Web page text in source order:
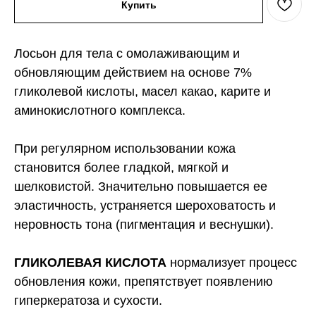
Купить
Лосьон для тела с омолаживающим и
обновляющим действием на основе 7%
гликолевой кислоты, масел какао, карите и
аминокислотного комплекса.
При регулярном использовании кожа
становится более гладкой, мягкой и
шелковистой. Значительно повышается ее
эластичность, устраняется шероховатость и
неровность тона (пигментация и веснушки).
ГЛИКОЛЕВАЯ КИСЛОТА нормализует процесс
обновления кожи, препятствует появлению
гиперкератоза и сухости.